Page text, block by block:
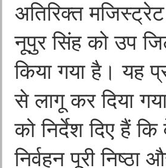
अतिरिक्त मजिस्ट्रेट
नूपुर सिंह को उप
किया गया है। यह
से लागू कर दिया
को निर्देश दिए हैं
निर्वहन पूरी